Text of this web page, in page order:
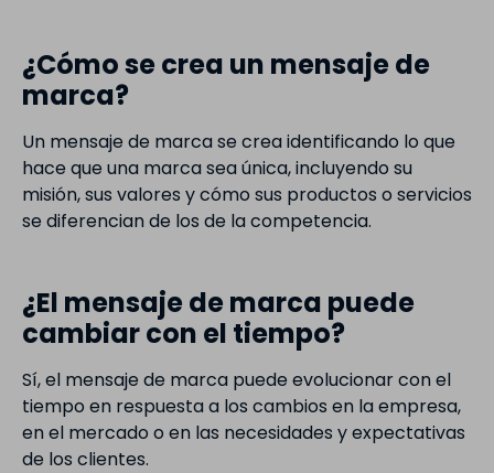
¿Cómo se crea un mensaje de
marca?
Un mensaje de marca se crea identificando lo que
hace que una marca sea única, incluyendo su
misión, sus valores y cómo sus productos o servicios
se diferencian de los de la competencia.
¿El mensaje de marca puede
cambiar con el tiempo?
Sí, el mensaje de marca puede evolucionar con el
tiempo en respuesta a los cambios en la empresa,
en el mercado o en las necesidades y expectativas
de los clientes.